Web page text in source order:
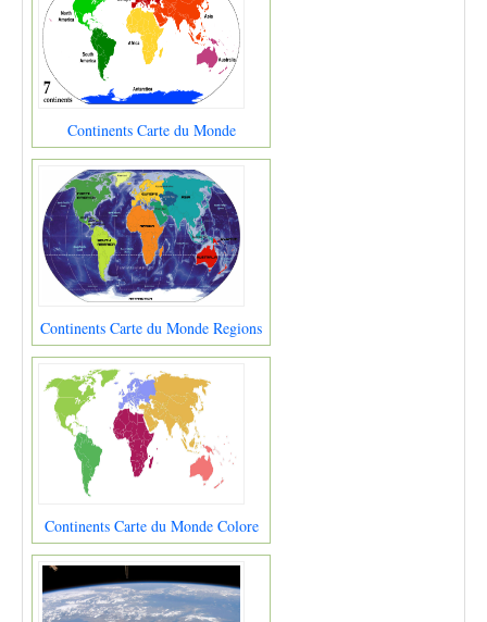
Continents Carte du Monde
Continents Carte du Monde Regions
Continents Carte du Monde Colore